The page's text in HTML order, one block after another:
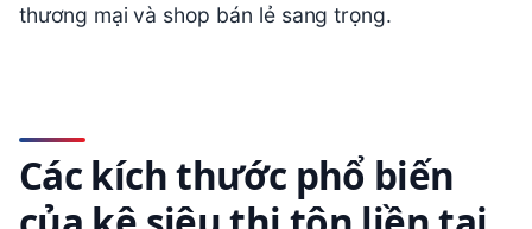
thương mại và shop bán lẻ sang trọng.
Các kích thước phổ biến